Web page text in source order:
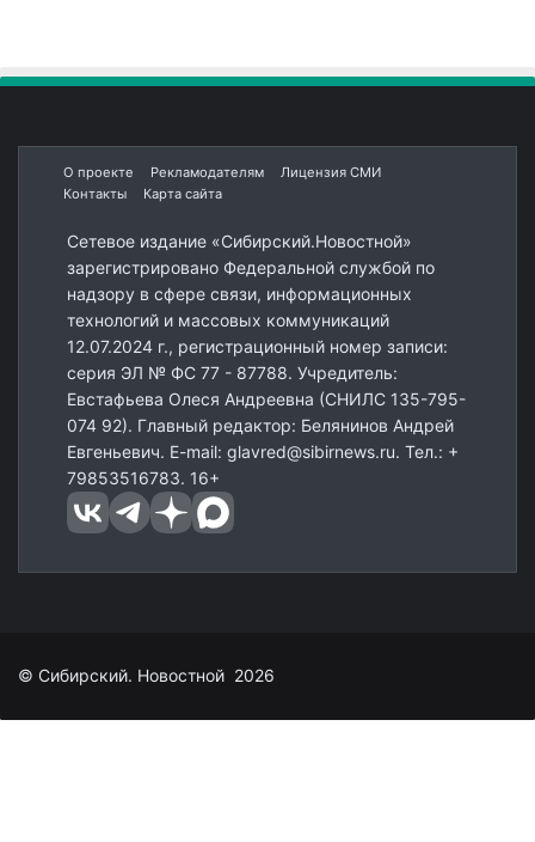
О проекте Рекламодателям
Лицензия СМИ
Контакты
Карта сайта
Сетевое издание «Сибирский.Новостной»
зарегистрировано Федеральной службой по
надзору в сфере связи, информационных
технологий и массовых коммуникаций
12.07.2024 г., регистрационный номер записи:
серия ЭЛ № ФС 77 - 87788. Учредитель:
Евстафьева Олеся Андреевна (СНИЛС 135-795-
074 92). Главный редактор: Белянинов Андрей
Евгеньевич. E-mail: glavred@sibirnews.ru. Тел.: +
79853516783. 16+
© Сибирский. Новостной 2026